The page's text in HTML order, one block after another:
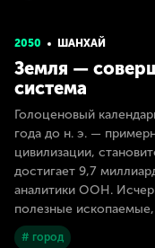
2050 ШАНХАЙ
Земля —
система
Голоценовый
года до н. э. —
цивилизации,
достигает 9,7
аналитики ООН.
полезные
# город